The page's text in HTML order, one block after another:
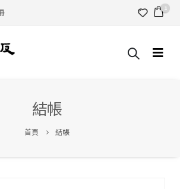
1
結帳
首頁 結帳